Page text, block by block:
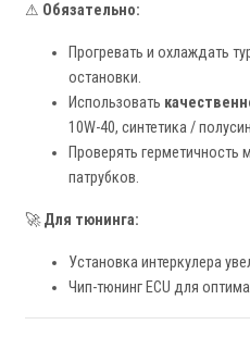
⚠ Обязательно:
Прогревать и охлаждать
остановки.
Использовать
10W-40, синтетика /
Проверять
патрубков.
🚀Для тюнинга:
Установка интеркулера
Чип-тюнинг ECU для